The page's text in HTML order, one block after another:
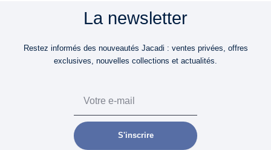
La newsletter
Restez informés des nouveautés Jacadi : ventes privées, offres
exclusives, nouvelles collections et actualités.
S'inscrire